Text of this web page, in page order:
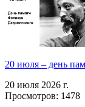
20 июля – день
20 июля 2026 г.
Просмотров: 1478